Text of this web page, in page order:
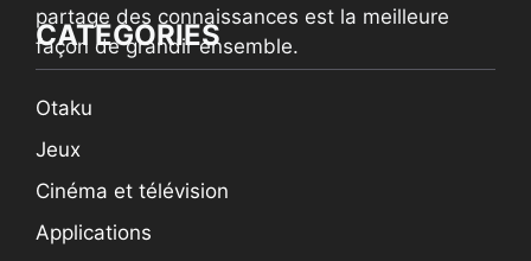
partage des connaissances est la meilleure
façon de grandir ensemble.
CATEGORIES
Otaku
Jeux
Cinéma et télévision
Applications